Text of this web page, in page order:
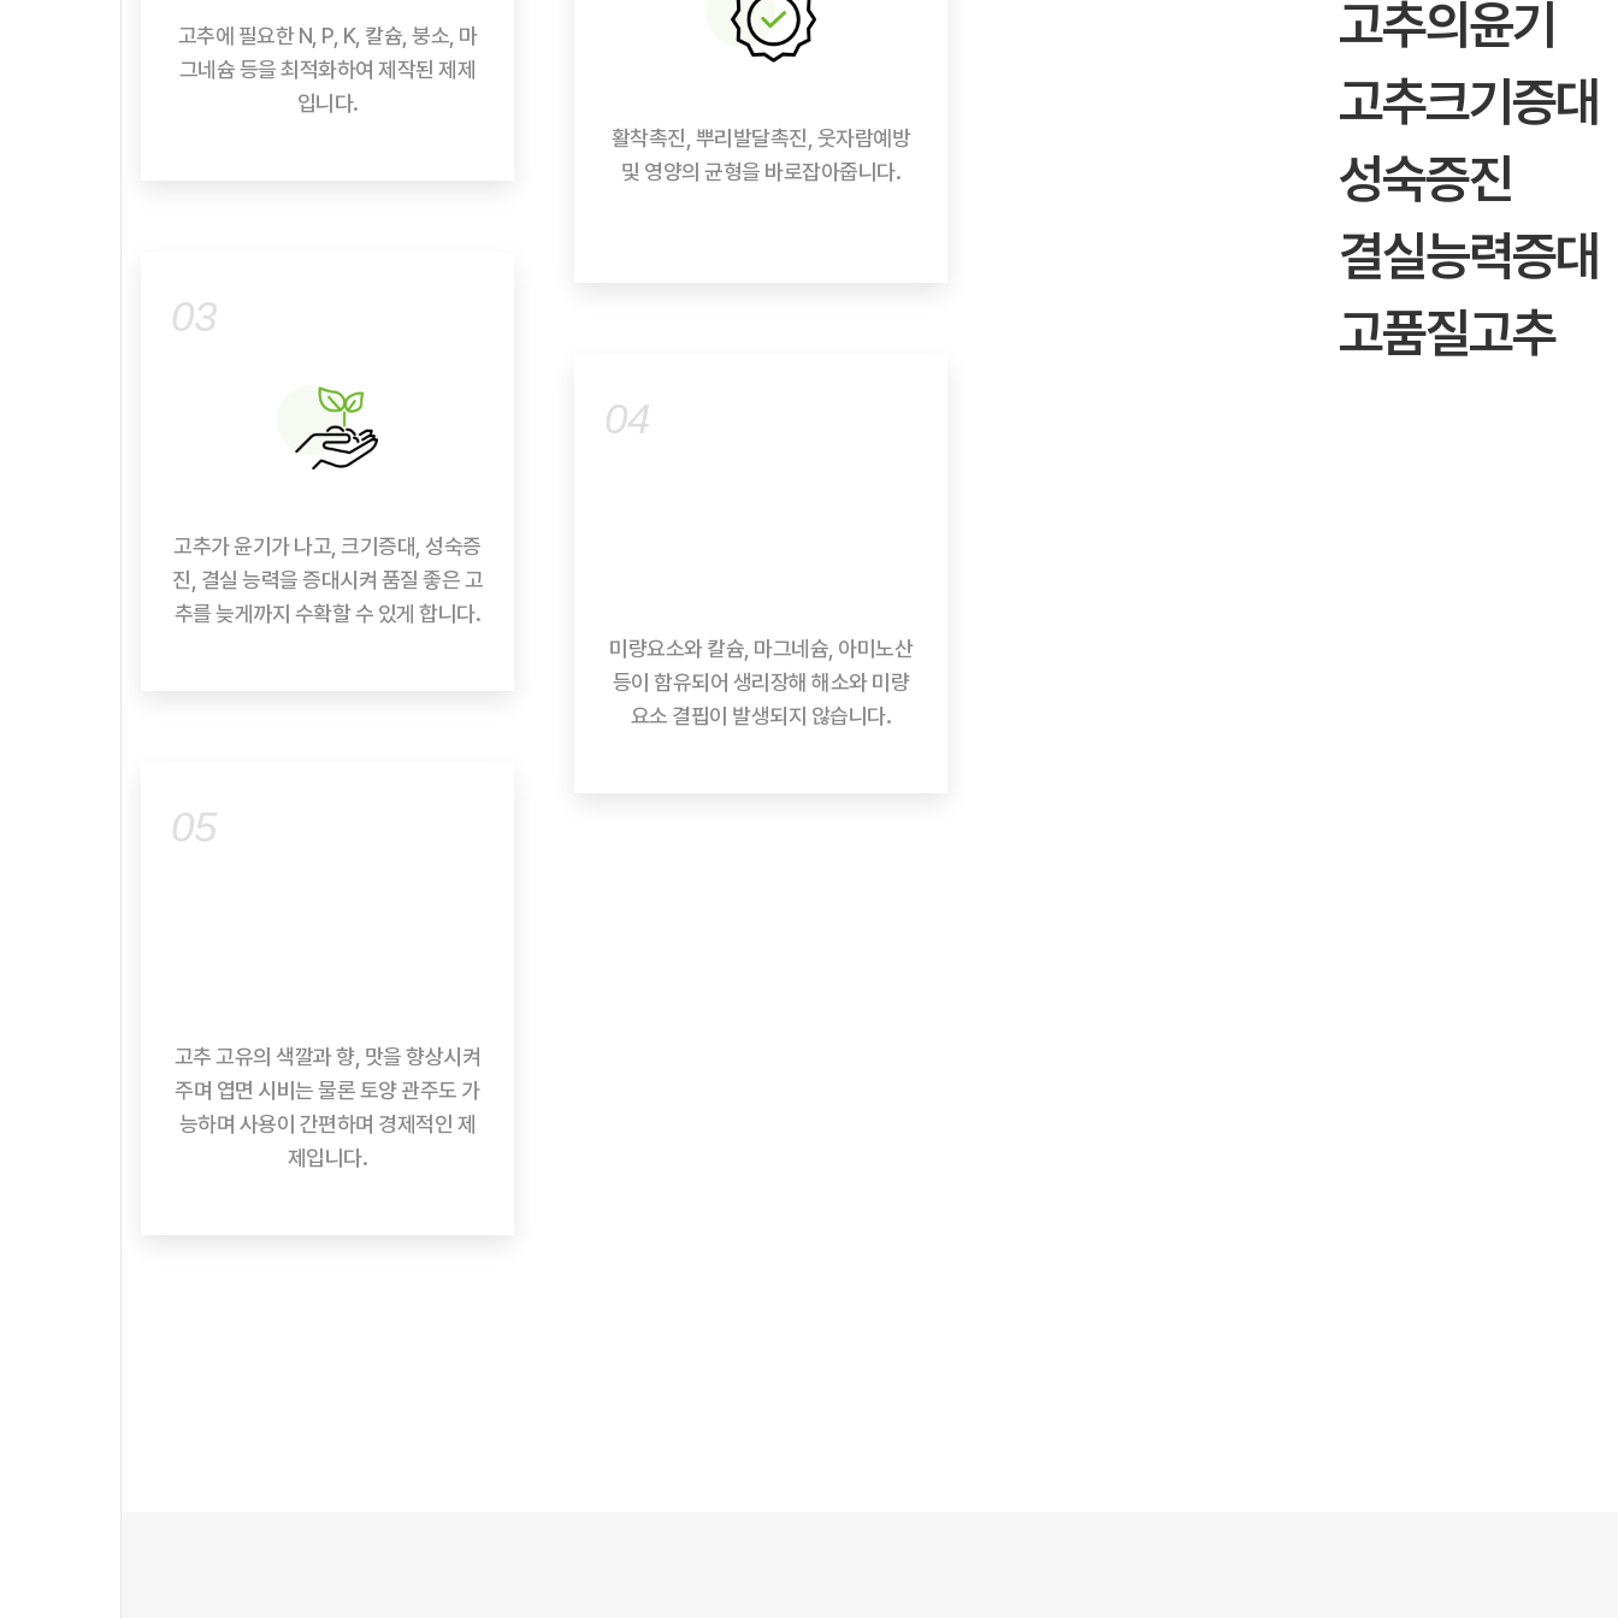
고추에 필요한 N, P, K, 칼슘, 붕소, 마
그네슘 등을 최적화하여 제작된 제제
입니다.
활착촉진, 뿌리발달촉진, 웃자람예방
및 영양의 균형을 바로잡아줍니다.
03
고추가 윤기가 나고, 크기증대, 성숙증
진, 결실 능력을 증대시켜 품질 좋은 고
추를 늦게까지 수확할 수 있게 합니다.
04
미량요소와 칼슘, 마그네슘, 아미노산
등이 함유되어 생리장해 해소와 미량
요소 결핍이 발생되지 않습니다.
05
고추 고유의 색깔과 향, 맛을 향상시켜
주며 엽면 시비는 물론 토양 관주도 가
능하며 사용이 간편하며 경제적인 제
제입니다.
고추의윤기
고추크기증대
성숙증진
결실능력증대
고품질고추